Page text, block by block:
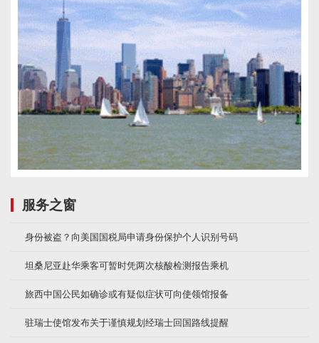
服务之窗
身份被盗？向美国国税局申请身份保护个人识别号码
坦桑尼亚赴华乘客可暂时凭两次核酸检测报告乘机
旅西中国公民如确诊或有疑似症状可向使领馆报备
驻瑞士使馆发布关于谨慎规划经瑞士回国路线提醒